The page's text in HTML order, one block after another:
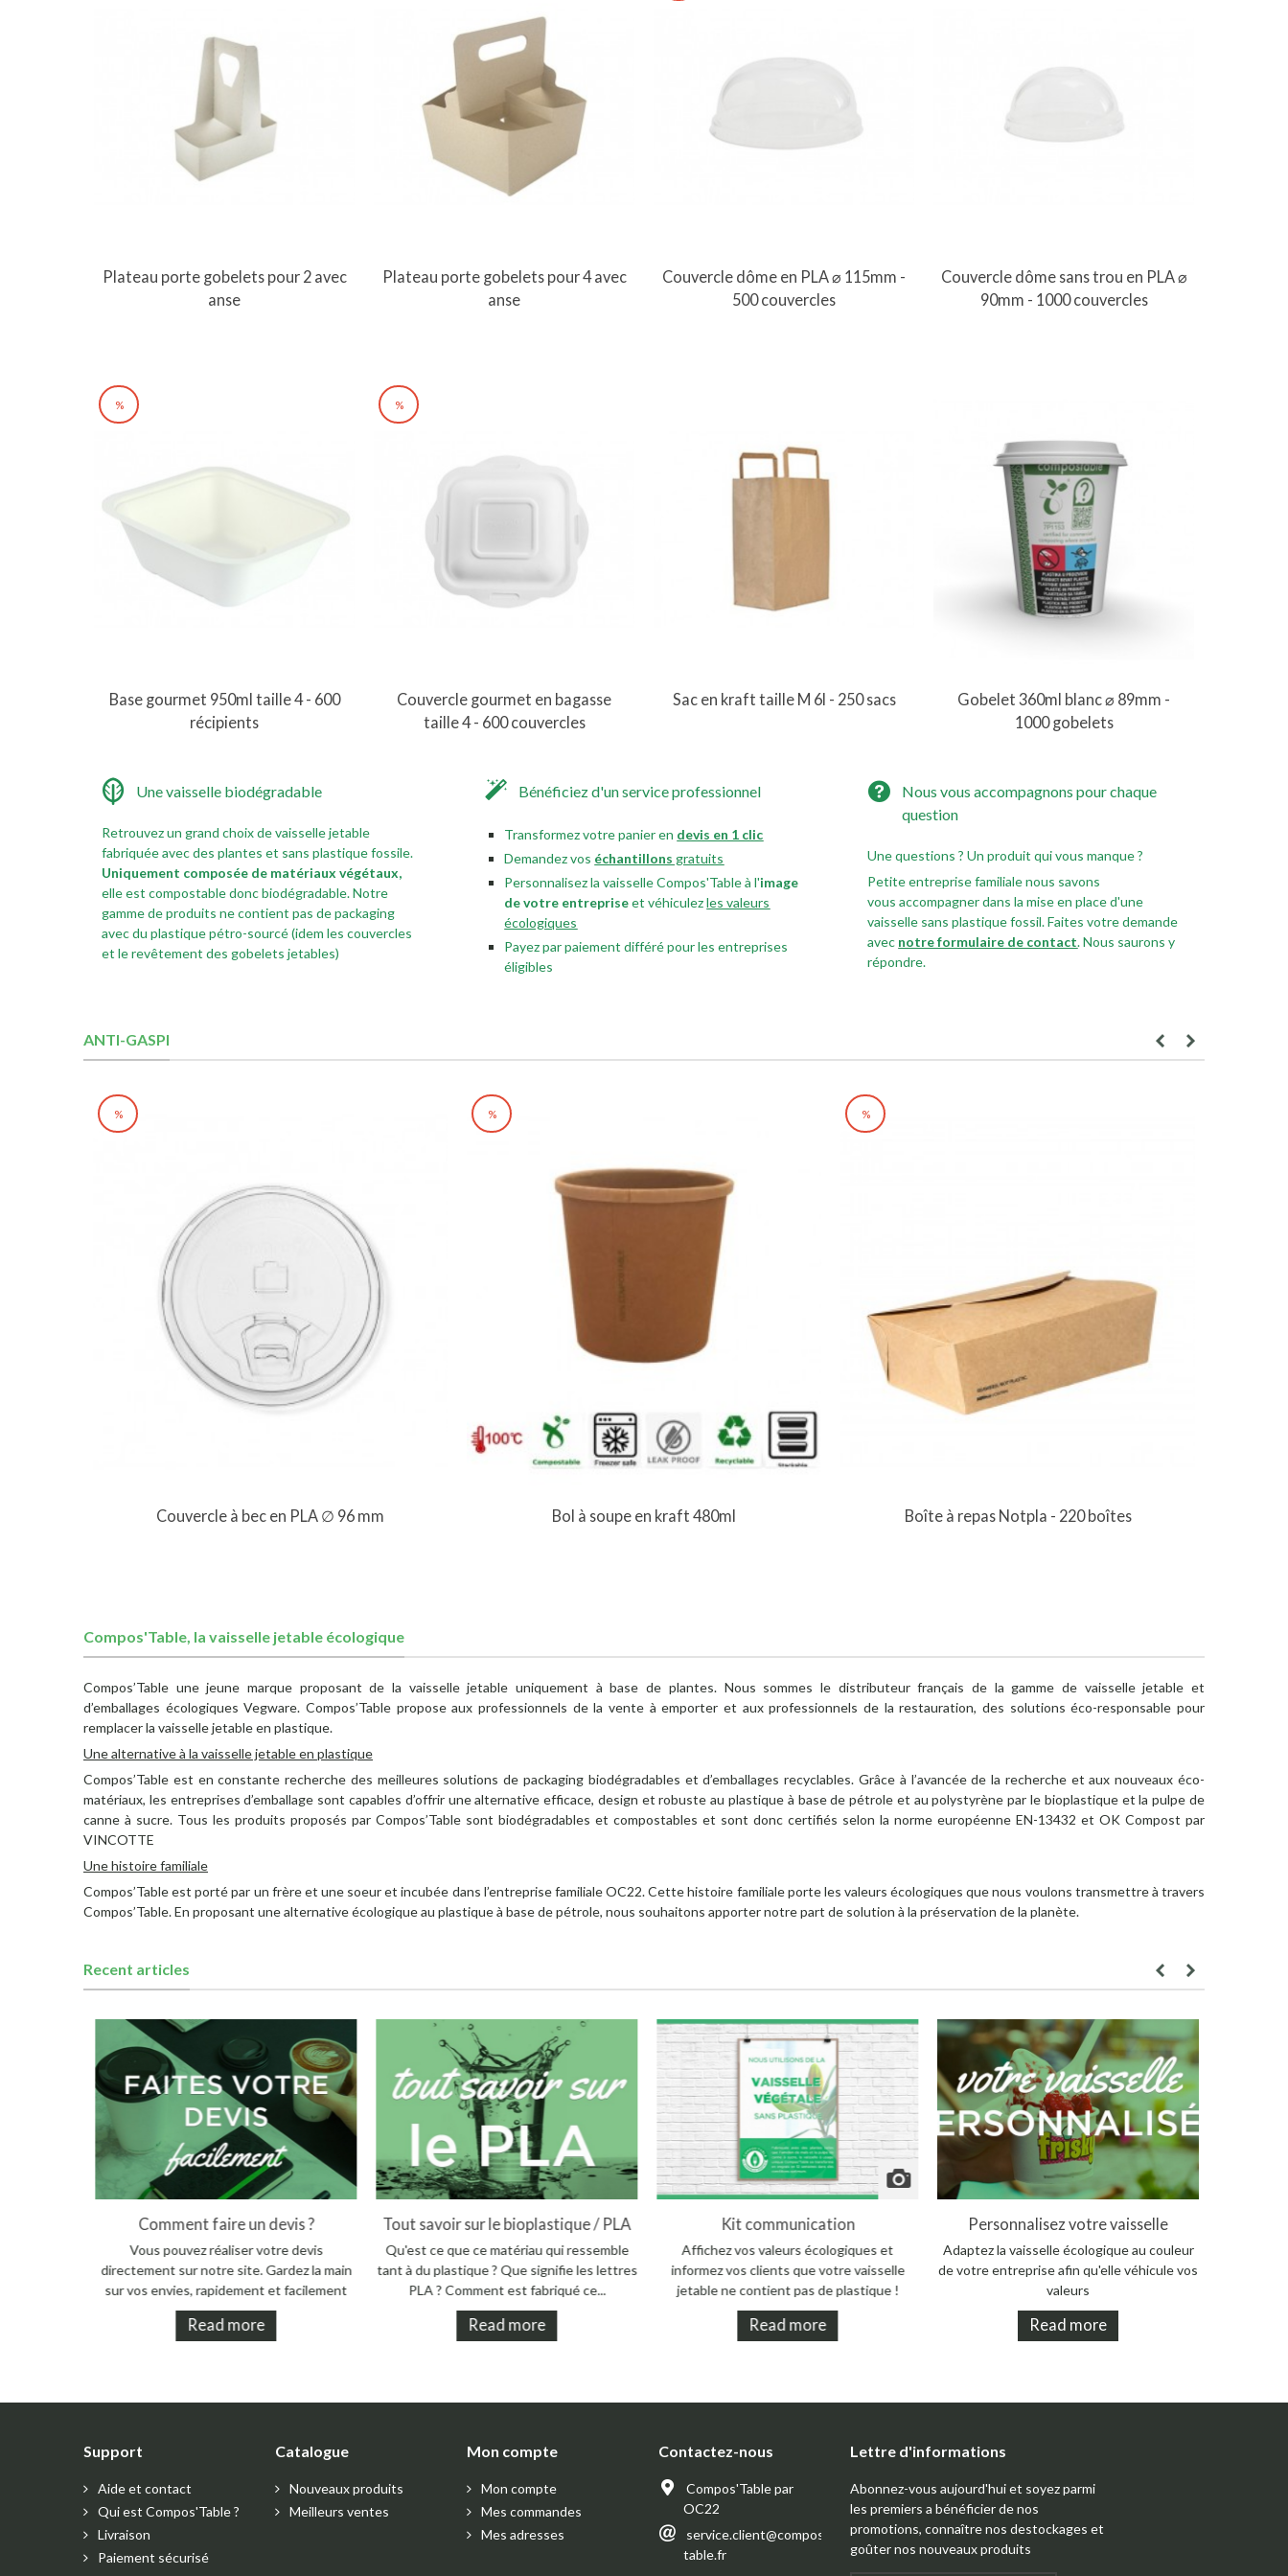
Vue rapide
Plateau porte gobelets pour 2 avec
anse
Vue rapide
Plateau porte gobelets pour 4 avec
anse
Vue rapide
Couvercle dôme en PLA ⌀ 115mm -
500 couvercles
Vue rapide
Couvercle dôme sans trou en PLA ⌀
90mm - 1000 couvercles
%
Vue rapide
Base gourmet 950ml taille 4 - 600
récipients
%
Vue rapide
Couvercle gourmet en bagasse
taille 4 - 600 couvercles
Vue rapide
Sac en kraft taille M 6l - 250 sacs Vue rapide
Gobelet 360ml blanc ⌀ 89mm -
1000 gobelets
Une vaisselle biodégradable
Retrouvez un grand choix de vaisselle jetable
fabriquée avec des plantes et sans plastique fossile.
Uniquement composée de matériaux végétaux,
elle est compostable donc biodégradable. Notre
gamme de produits ne contient pas de packaging
avec du plastique pétro-sourcé (idem les couvercles
et le revêtement des gobelets jetables)
Bénéficiez d'un service professionnel
Transformez votre panier en devis en 1 clic
Demandez vos échantillons gratuits
Personnalisez la vaisselle Compos'Table à l'image
de votre entrepriseet véhiculezles valeurs
écologiques
Payez par paiement différé pour les entreprises
éligibles
Nous vous accompagnons pour chaque
question
Une questions ? Un produit qui vous manque ?
Petite entreprise familiale nous savons
vous accompagner dans la mise en place d'une
vaisselle sans plastique fossil. Faites votre demande
avec notre formulaire de contact. Nous saurons y
répondre.
ANTI-GASPI
%
Vue rapide
Couvercle à bec en PLA ∅ 96 mm
%
Vue rapide
Bol à soupe en kraft 480ml
%
Vue rapide
Boîte à repas Notpla - 220 boîtes
Compos'Table, la vaisselle jetable écologique
Compos’Table une jeune marque proposant de la vaisselle jetable uniquement à base de plantes. Nous sommes le distributeur français de la gamme de vaisselle jetable et
d’emballages écologiques Vegware. Compos’Table propose aux professionnels de la vente à emporter et aux professionnels de la restauration, des solutions éco-responsable pour
remplacer la vaisselle jetable en plastique.
Une alternative à la vaisselle jetable en plastique
Compos’Table est en constante recherche des meilleures solutions de packaging biodégradables et d’emballages recyclables. Grâce à l’avancée de la recherche et aux nouveaux éco-
matériaux, les entreprises d’emballage sont capables d’offrir une alternative efficace, design et robuste au plastique à base de pétrole et au polystyrène par le bioplastique et la pulpe de
canne à sucre. Tous les produits proposés par Compos’Table sont biodégradables et compostables et sont donc certifiés selon la norme européenne EN-13432 et OK Compost par
VINCOTTE
Une histoire familiale
Compos’Table est porté par un frère et une soeur et incubée dans l’entreprise familiale OC22. Cette histoire familiale porte les valeurs écologiques que nous voulons transmettre à travers
Compos’Table. En proposant une alternative écologique au plastique à base de pétrole, nous souhaitons apporter notre part de solution à la préservation de la planète.
Recent articles
Les atouts du compost
Quels sont les atouts du compost ? Le
compost constitue un amendement pour la
terre : il apporte de la matière...
Read more
Comment faire un devis ?
Vous pouvez réaliser votre devis
directement sur notre site. Gardez la main
sur vos envies, rapidement et facilement
Read more
Tout savoir sur le bioplastique / PLA
Qu'est ce que ce matériau qui ressemble
tant à du plastique ? Que signifie les lettres
PLA ? Comment est fabriqué ce...
Read more
Kit communication
Affichez vos valeurs écologiques et
informez vos clients que votre vaisselle
jetable ne contient pas de plastique !
Read more
Support
Aide et contact
Qui est Compos'Table ?
Livraison
Paiement sécurisé
Catalogue
Nouveaux produits
Meilleurs ventes
Mon compte
Mon compte
Mes commandes
Mes adresses
Contactez-nous
Compos'Table par
OC22
service.client@compos-
table.fr
Lettre d'informations
Abonnez-vous aujourd'hui et soyez parmi
les premiers a bénéficier de nos
promotions, connaître nos destockages et
goûter nos nouveaux produits